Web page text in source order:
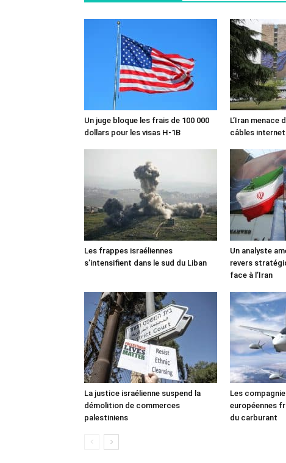
Un juge bloque les frais de 100 000
dollars pour les visas H-1B
L’Iran menace
câbles
Les frappes israéliennes
s’intensifient dans le sud du Liban
Un analyste
revers
face à l’Iran
La justice israélienne suspend la
démolition de commerces
palestiniens
Les
européennes
du carburant